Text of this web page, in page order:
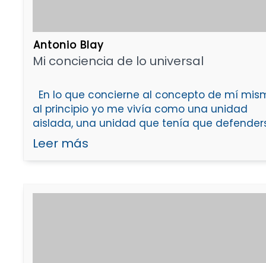
Antonio Blay
Mi conciencia de lo universal
En lo que concierne al concepto de mí
al principio yo me vivía como una unidad
aislada, una unidad que tenía que
Leer más